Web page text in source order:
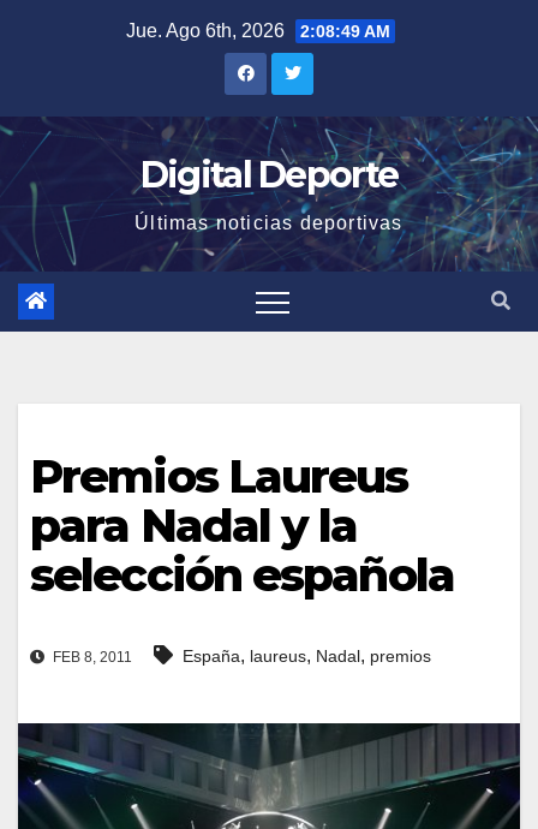
Jue. Ago 6th, 2026 2:08:50 AM
Digital Deporte
Últimas noticias deportivas
Premios Laureus
para Nadal y la
selección española
FEB 8, 2011 España, laureus, Nadal, premios